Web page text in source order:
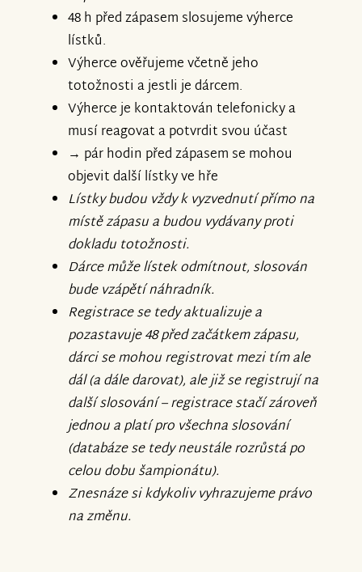
48 h před zápasem slosujeme výherce
lístků.
Výherce ověřujeme včetně jeho
totožnosti a jestli je dárcem.
Výherce je kontaktován telefonicky a
musí reagovat a potvrdit svou účast
→ pár hodin před zápasem se mohou
objevit další lístky ve hře
Lístky budou vždy k vyzvednutí přímo na
místě zápasu a budou vydávany proti
dokladu totožnosti.
Dárce může lístek odmítnout, slosován
bude vzápětí náhradník.
Registrace se tedy aktualizuje a
pozastavuje 48 před začátkem zápasu,
dárci se mohou registrovat mezi tím ale
dál (a dále darovat), ale již se registrují na
další slosování – registrace stačí zároveň
jednou a platí pro všechna slosování
(databáze se tedy neustále rozrůstá po
celou dobu šampionátu).
Znesnáze si kdykoliv vyhrazujeme právo
na změnu.